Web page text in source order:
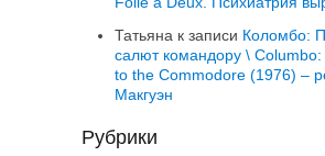
Татьяна к записи Коломбо:
салют командору \
to the Commodore (1976) –
Макгуэн
Рубрики